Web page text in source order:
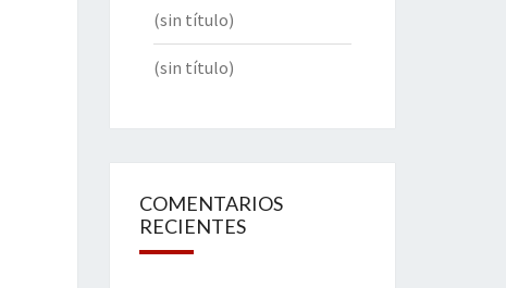
(sin título)
(sin título)
COMENTARIOS
RECIENTES